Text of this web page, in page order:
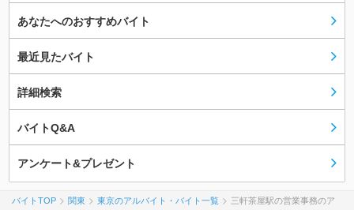
あなたへのおすすめバイト
最近見たバイト
詳細検索
バイトQ&A
アンケート&プレゼント
バイトTOP 関東 東京のアルバイト・バイト一覧
三軒茶屋駅の営業事務のア